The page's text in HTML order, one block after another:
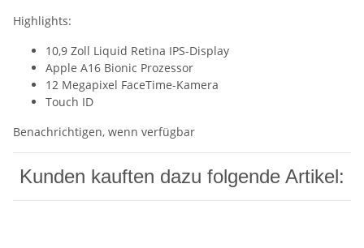
Highlights:
10,9 Zoll Liquid Retina IPS-Display
Apple A16 Bionic Prozessor
12 Megapixel FaceTime-Kamera
Touch ID
Benachrichtigen, wenn verfügbar
Kunden kauften dazu folgende Artikel: